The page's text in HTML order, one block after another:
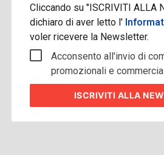
Cliccando su "ISCRIVITI ALLA
dichiaro di aver letto l'
voler ricevere la Newsletter.
Acconsento all'invio di
promozionali e
ISCRIVITI ALLA